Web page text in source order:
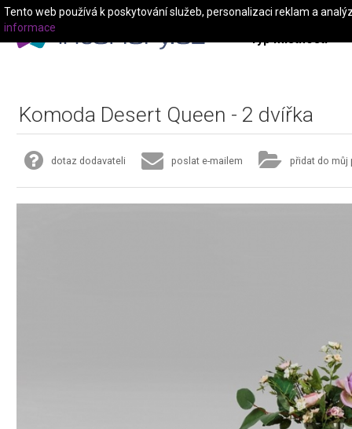
Typ místnosti
Komoda Desert Queen - 2 dvířka
dotaz dodavateli poslat e-mailem přidat do můj
Tento web používá k poskytování služeb, personalizaci reklam a
informace